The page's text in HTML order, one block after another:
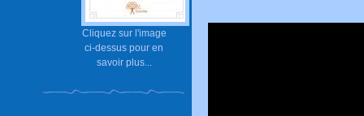
Cliquez sur l'image
ci-dessus pour en
savoir plus...